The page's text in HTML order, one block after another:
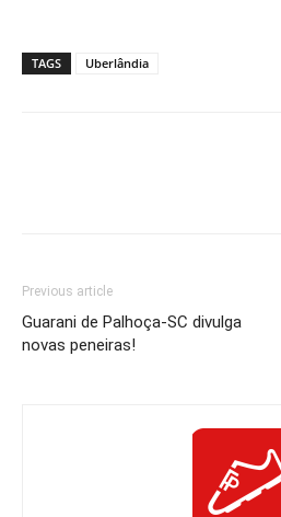
TAGS Uberlândia
Previous article
Guarani de Palhoça-SC divulga
novas peneiras!